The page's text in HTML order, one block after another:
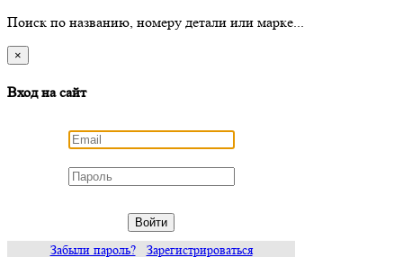
Поиск по названию, номеру детали или марке...
×
Вход на сайт
Войти
Забыли пароль? Зарегистрироваться